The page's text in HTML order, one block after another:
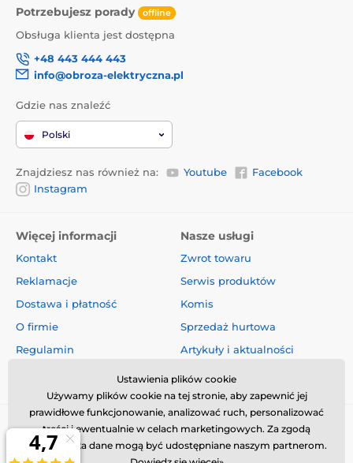
Potrzebujesz porady offline
Obsługa klienta jest dostępna
+48 443 444 443
info@obroza-elektryczna.pl
Gdzie nas znaleźć
Polski
Znajdziesz nas również na: Youtube
Facebook
Instagram
Więcej informacji
Kontakt
Reklamacje
Dostawa i płatność
O firmie
Regulamin
Nasze usługi
Zwrot towaru
Serwis produktów
Komis
Sprzedaż hurtowa
Artykuły i aktualności
Ustawienia plików cookie
Używamy plików cookie na tej stronie, aby zapewnić jej
prawidłowe funkcjonowanie, analizować ruch, personalizować
treści i ewentualnie w celach marketingowych. Za zgodą
użytkownika dane mogą być udostępniane naszym partnerom.